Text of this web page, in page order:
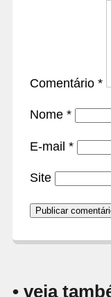
Comentário *
Nome *
E-mail *
Site
• veja